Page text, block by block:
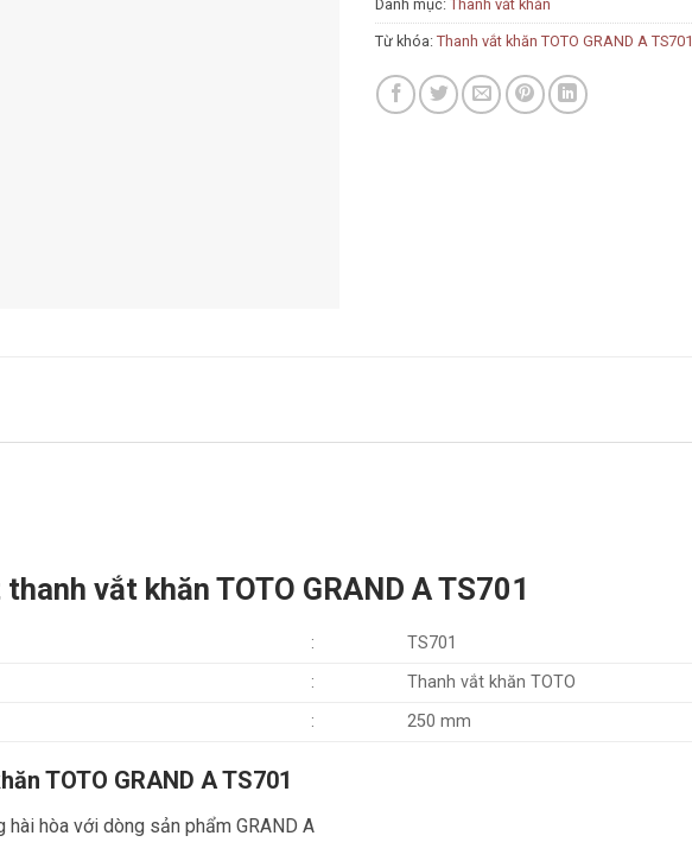
Danh mục: Thanh vắt khăn
Từ khóa: Thanh vắt khăn TOTO GRAND A TS701
vắt khăn TOTO GRAND A TS701
:
TS701
:
Thanh vắt khăn TOTO
: 250 mm
TOTO GRAND A TS701
hài hòa với dòng sản phẩm GRAND A